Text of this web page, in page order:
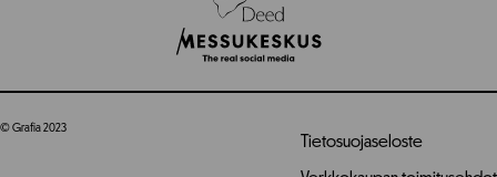
© Grafia 2023
Tietosuojaseloste